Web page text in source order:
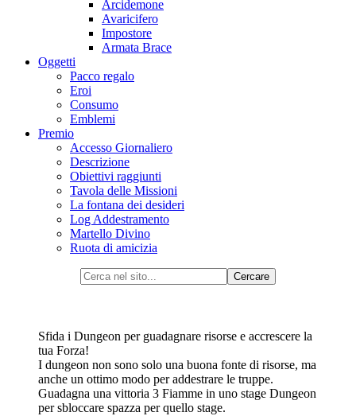
Arcidemone
Avaricifero
Impostore
Armata Brace
Oggetti
Pacco regalo
Eroi
Consumo
Emblemi
Premio
Accesso Giornaliero
Descrizione
Obiettivi raggiunti
Tavola delle Missioni
La fontana dei desideri
Log Addestramento
Martello Divino
Ruota di amicizia
Sfida i Dungeon per guadagnare risorse e accrescere la
tua Forza!
I dungeon non sono solo una buona fonte di risorse, ma
anche un ottimo modo per addestrare le truppe.
Guadagna una vittoria 3 Fiamme in uno stage Dungeon
per sbloccare spazza per quello stage.